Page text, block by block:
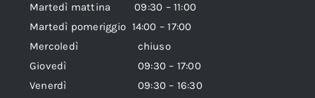
Martedì mattina 09:30 – 11:00
Martedì pomeriggio 14:00 – 17:00
Mercoledì chiuso
Giovedì 09:30 – 17:00
Venerdì 09:30 – 16:30